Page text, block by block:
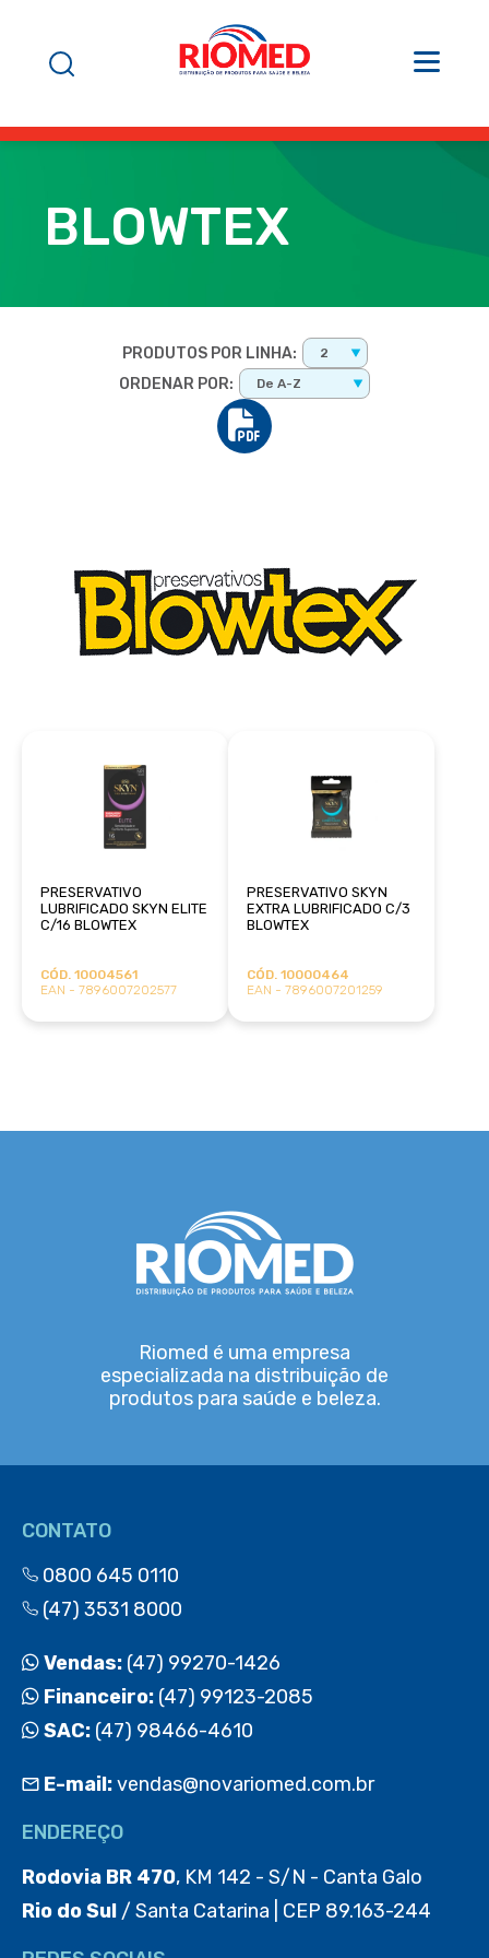
BLOWTEX
PRODUTOS POR LINHA: 2
ORDENAR POR: De A-Z
PRESERVATIVO
LUBRIFICADO SKYN ELITE
C/16 BLOWTEX
CÓD. 10004561
EAN - 7896007202577
PRESERVATIVO SKYN
EXTRA LUBRIFICADO C/3
BLOWTEX
CÓD. 10000464
EAN - 7896007201259
Riomed é uma empresa
especializada na distribuição de
produtos para saúde e beleza.
CONTATO
0800 645 0110
(47) 3531 8000
Vendas: (47) 99270-1426
Financeiro: (47) 99123-2085
SAC: (47) 98466-4610
E-mail:vendas@novariomed.com.br
ENDEREÇO
Rodovia BR 470, KM 142 - S/N - Canta Galo
Rio do Sul / Santa Catarina | CEP 89.163-244